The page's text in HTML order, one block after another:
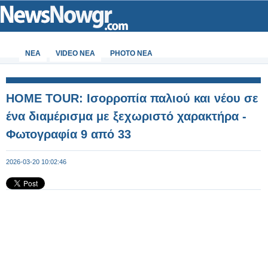
ΝΕΑ VIDEO NEA PHOTO NEA
HOME TOUR: Ισορροπία παλιού και νέου σε
ένα διαμέρισμα με ξεχωριστό χαρακτήρα -
Φωτογραφία 9 από 33
2026-03-20 10:02:46